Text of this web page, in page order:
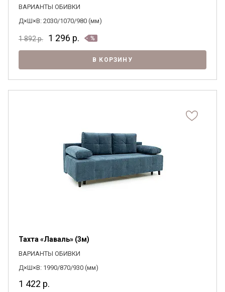
Я ознакомлен с
ВАРИАНТЫ ОБИВКИ
Д×Ш×В: 2030/1070/980 (мм)
1 892р. 1 296 р.
В КОРЗИНУ
Тахта «Лаваль» (3м)
ВАРИАНТЫ ОБИВКИ
Д×Ш×В: 1990/870/930 (мм)
1 422 р.